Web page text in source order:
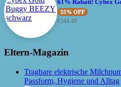
61% Rabatt! Cybex
55% OFF
€244.49
Eltern-Magazin
Tragbare elektrische
Passform, Hygiene und Alltag